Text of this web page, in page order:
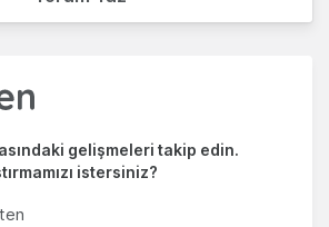
gelişmeleri takip edin.
istersiniz?